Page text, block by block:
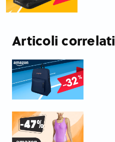
Articoli correlati